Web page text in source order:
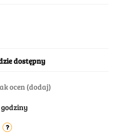
dostępny
ocen (dodaj)
godziny